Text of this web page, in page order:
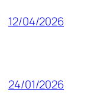
12/04/2026
24/01/2026